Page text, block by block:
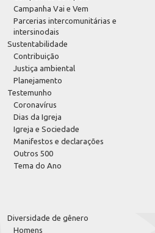
Campanha Vai e Vem
Parcerias intercomunitárias e
intersinodais
Sustentabilidade
Contribuição
Justiça ambiental
Planejamento
Testemunho
Coronavírus
Dias da Igreja
Igreja e Sociedade
Manifestos e declarações
Outros 500
Tema do Ano
Diversidade de gênero
Homens